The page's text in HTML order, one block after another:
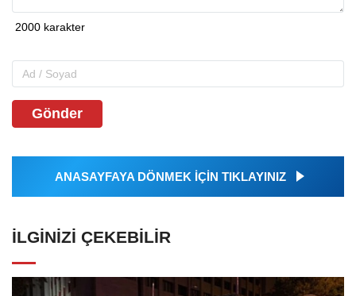
Gönder
ANASAYFAYA DÖNMEK İÇİN TIKLAYINIZ
İLGINIZI ÇEKEBILIR